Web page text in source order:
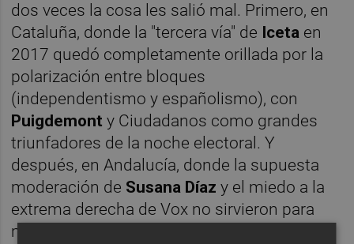
dos veces la cosa les salió mal. Primero, en
Cataluña, donde la "tercera vía" de Iceta en
2017 quedó completamente orillada por la
polarización entre bloques
(independentismo y españolismo), con
Puigdemonty Ciudadanos como grandes
triunfadores de la noche electoral. Y
después, en Andalucía, donde la supuesta
moderación de Susana Díazy el miedo a la
extrema derecha de Vox no sirvieron para
movilizar al electorado.